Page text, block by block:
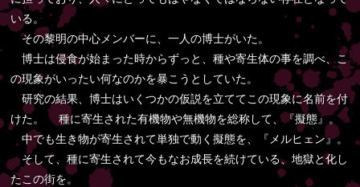
いる。
その黎明の中心メンバーに、一人の博士がいた。
博士は侵食が始まった時からずっと、種や寄生体の事を調べ、こ
の現象がいったい何なのかを暴こうとしていた。
研究の結果、博士はいくつかの仮説を立ててこの現象に名前を付
けた。 種に寄生された有機物や無機物を総称して、『擬態』。
中でも生き物が寄生されて単独で動く擬態を、『メルヒェン』。
そして、種に寄生されて今もなお成長を続けている、地獄と化し
たこの街を。